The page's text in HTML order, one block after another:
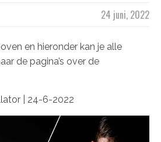
24 juni, 2022
en hieronder kan je alle
de pagina’s over de
| 24-6-2022